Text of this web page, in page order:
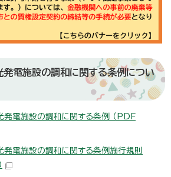
発電施設の調和に関する条例につい
発電施設の調和に関する条例 （PDF
発電施設の調和に関する条例施行規則